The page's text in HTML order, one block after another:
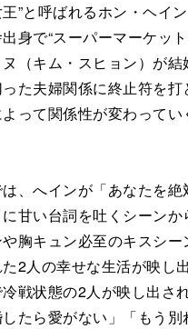
”と呼ばれるホン・ヘイ
身で“スーパーマーケッ
（キム・スヒョン）が
た夫婦関係に終止符を打
って関係性が変わってい
、へインが「あなたを絶
甘い台詞を吐くシーンか
胸キュン必至のキスシ
2人の幸せな生活が映し
戦状態の2人が映し出さ
たら愛がない」「もう別